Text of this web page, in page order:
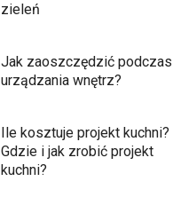
zieleń
Jak zaoszczędzić podczas
urządzania wnętrz?
Ile kosztuje projekt kuchni?
Gdzie i jak zrobić projekt
kuchni?